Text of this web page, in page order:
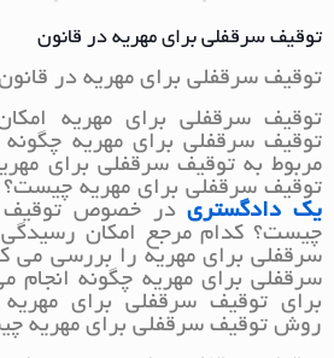
توقیف سرقفلی برای مهریه در قانون
توقیف سرقفلی برای مهریه در
توقیف سرقفلی برای مهریه
توقیف سرقفلی برای مهریه
مربوط به توقیف سرقفلی برای
توقیف سرقفلی برای مهریه چیست؟
یک دادگستریدر خصوص توقیف
چیست؟ کدام مرجع امکان
سرقفلی برای مهریه را بررسی می
سرقفلی برای مهریه چگونه
برای توقیف سرقفلی برای
روش توقیف سرقفلی برای مهریه